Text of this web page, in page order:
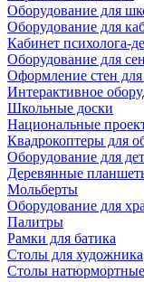
Оборудование для
Оборудование для
Кабинет психолога-
Оборудование для
Оформление стен
Интерактивное
Школьные доски
Национальные
Квадрокоптеры для
Оборудование для
Деревянные
Мольберты
Оборудование для
Палитры
Рамки для батика
Столы для художника
Столы натюрмортные